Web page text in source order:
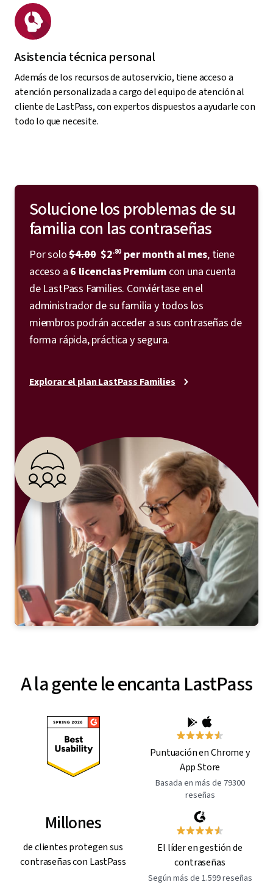
Asistencia técnica personal
Además de los recursos de autoservicio, tiene acceso a
atención personalizada a cargo del equipo de atención al
cliente de LastPass, con expertos dispuestos a ayudarle con
todo lo que necesite.
Solucione los problemas de su
familia con las contraseñas
Por solo$4.00 $2.80 per month al mes, tiene
acceso a 6 licencias Premiumcon una cuenta
de LastPass Families. Conviértase en el
administrador de su familia y todos los
miembros podrán acceder a sus contraseñas de
forma rápida, práctica y segura.
Explorar el plan LastPass Families
A la gente le encanta LastPass
Puntuación en Chrome y
App Store
Basada en más de 79300
reseñas
Millones
de clientes protegen sus
contraseñas con LastPass
El líder en gestión de
contraseñas
Según más de 1.599 reseñas